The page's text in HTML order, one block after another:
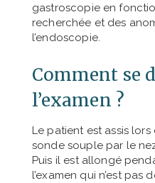
gastroscopie en
recherchée et des
l’endoscopie.
Comment se
l’examen ?
Le patient est assis
sonde souple par le
Puis il est allongé
l’examen qui n’est pas